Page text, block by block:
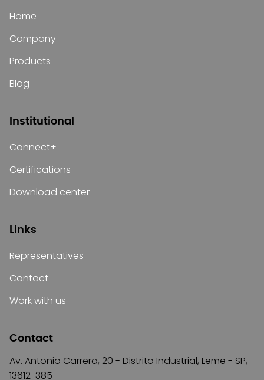
Home
Company
Products
Blog
Institutional
Connect+
Certifications
Download center
Links
Representatives
Contact
Work with us
Contact
Av. Antonio Carrera, 20 - Distrito Industrial, Leme - SP,
13612-385